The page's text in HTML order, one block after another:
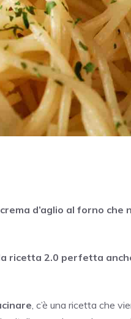
d’aglio al forno che
ricetta 2.0 perfetta
, c’è una ricetta che